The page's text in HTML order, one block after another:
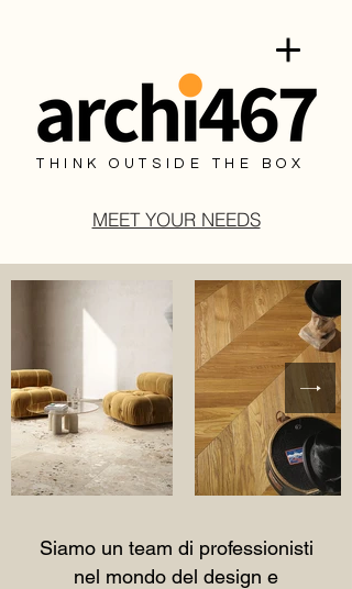
THINK OUTSIDE THE BOX
MEET YOUR NEEDS
Siamo un team di professionisti
nel mondo del design e